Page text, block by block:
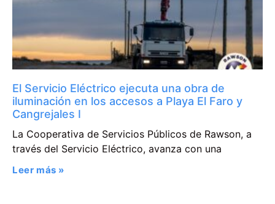
El Servicio Eléctrico ejecuta una obra de
iluminación en los accesos a Playa El Faro y
Cangrejales I
La Cooperativa de Servicios Públicos de Rawson, a
través del Servicio Eléctrico, avanza con una
Leer más »